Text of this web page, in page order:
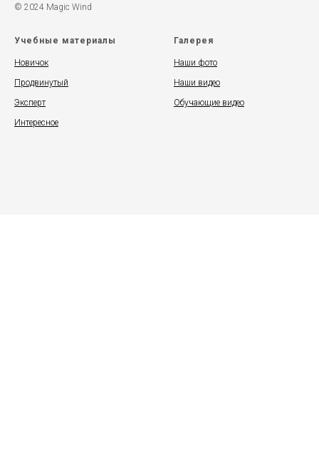
© 2024 Magic Wind
Учебные материалы
Новичок
Продвинутый
Эксперт
Интересное
Галерея
Наши фото
Наши видео
Обучающие видео